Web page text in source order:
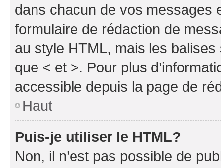
dans chacun de vos messages
formulaire de rédaction de
au style HTML, mais les
que < et >. Pour plus
accessible depuis la page de
Haut
Puis-je utiliser le HTML?
Non, il n’est pas possible de